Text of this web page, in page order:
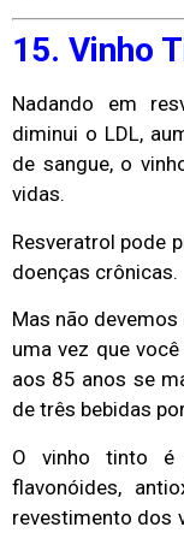
15. Vinho
Nadando em
diminui o LDL,
de sangue, o
vidas.
Resveratrol pode
doenças crônicas.
Mas não
uma vez que
aos 85 anos se
de três bebidas
O vinho tinto é
flavonóides,
revestimento dos